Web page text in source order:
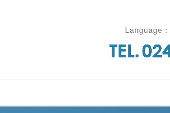
Language：